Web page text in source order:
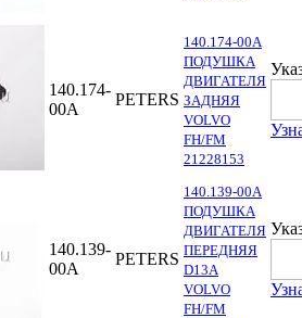
140.174-
00A
PETERS
140.174-00A
ПОДУШКА
ДВИГАТЕЛЯ
ЗАДНЯЯ
VOLVO
FH/FM
21228153
140.139-
00A
PETERS
140.139-00A
ПОДУШКА
ДВИГАТЕЛЯ
ПЕРЕДНЯЯ
D13A
VOLVO
FH/FM